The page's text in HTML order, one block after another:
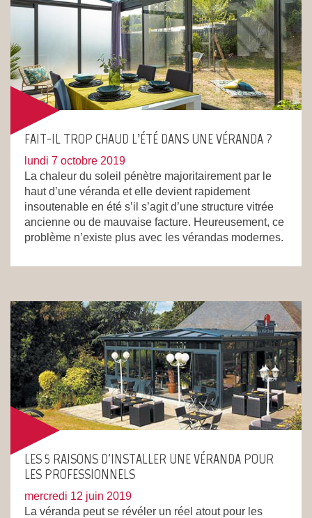
FAIT-IL TROP CHAUD L’ÉTÉ DANS UNE VÉRANDA ?
lundi 7 octobre 2019
La chaleur du soleil pénètre majoritairement par le
haut d’une véranda et elle devient rapidement
insoutenable en été s’il s’agit d’une structure vitrée
ancienne ou de mauvaise facture. Heureusement, ce
problème n’existe plus avec les vérandas modernes.
LES 5 RAISONS D'INSTALLER UNE VÉRANDA POUR
LES PROFESSIONNELS
mercredi 12 juin 2019
La véranda peut se révéler un réel atout pour les